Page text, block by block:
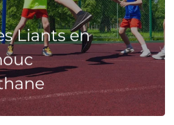
Liants en